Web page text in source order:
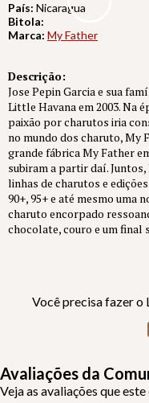
País: Nicaragua
Bitola:
Marca: My Father
Descrição:
Jose Pepin Garcia e sua
Little Havana em 2003. Na
paixão por charutos iria
no mundo dos charuto, My
grande fábrica My Father
subiram a partir daí. Juntos,
linhas de charutos e
90+, 95+ e até mesmo uma
charuto encorpado
chocolate, couro e um final
Você precisa fazer o
Avaliações da
Veja as avaliações que